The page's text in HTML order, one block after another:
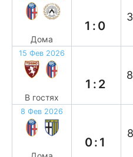
Дома
1:0
15 Фев 2026
В гостях
1:2
8 Фев 2026
0:1